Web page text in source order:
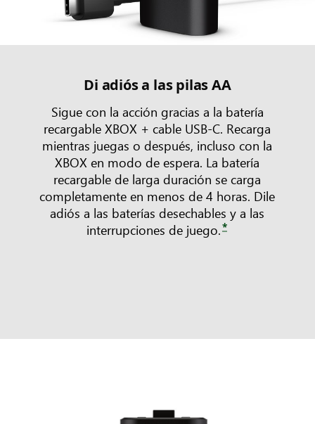
Di adiós a las pilas AA
Sigue con la acción gracias a la batería
recargable XBOX + cable USB-C. Recarga
mientras juegas o después, incluso con la
XBOX en modo de espera. La batería
recargable de larga duración se carga
completamente en menos de 4 horas. Dile
adiós a las baterías desechables y a las
interrupciones de juego.*